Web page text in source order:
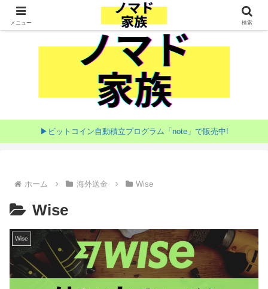
家族で目指す海外移住
▶ビットコイン自動積立プログラム「note」で販売中!
ホーム 海外送金 Wise
Wise
Wise
メニュー 検索